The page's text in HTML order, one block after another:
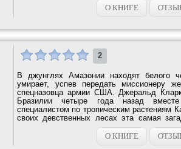
О КНИГЕ
2
В джунглях Амазонии находят белого
умирает, успев передать миссионеру
спецназовца армии США. Джеральд
Бразилии четыре года назад вместе
специалистом по тропическим растениям
своих девственных лесах эта самая
О КНИГЕ